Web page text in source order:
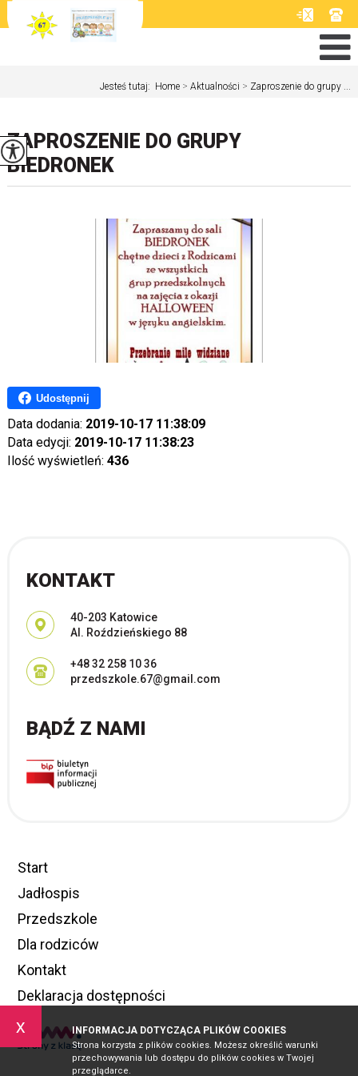
x INFORMACJA DOTYCZĄCA PLIKÓW COOKIES
Strona korzysta z plików cookies. Możesz określić warunki
przechowywania lub dostępu do plików cookies w Twojej
przeglądarce.
Jesteś tutaj: Home > Aktualności > Zaproszenie do grupy ...
ZAPROSZENIE DO GRUPY
BIEDRONEK
Udostępnij
Data dodania: 2019-10-17 11:38:09
Data edycji: 2019-10-17 11:38:23
Ilość wyświetleń: 436
KONTAKT
Adres pocztowy:
40-203 Katowice
Al. Roździeńskiego 88
+48 32 258 10 36
przedszkole.67@gmail.com
BĄDŹ Z NAMI
Start
Jadłospis
Przedszkole
Dla rodziców
Kontakt
Deklaracja dostępności